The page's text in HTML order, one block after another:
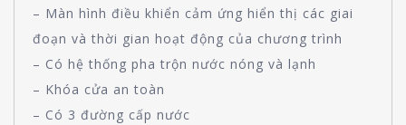
– Màn hình điều khiển cảm ứng hiển thị các giai
đoạn và thời gian hoạt động của chương trình
– Có hệ thống pha trộn nước nóng và lạnh
– Khóa cửa an toàn
– Có 3 đường cấp nước